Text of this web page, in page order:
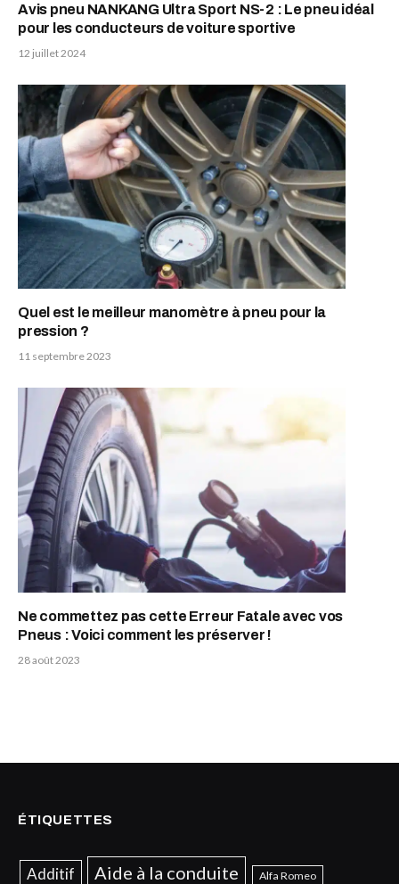
Avis pneu NANKANG Ultra Sport NS-2 : Le pneu idéal
pour les conducteurs de voiture sportive
12 juillet 2024
Quel est le meilleur manomètre à pneu pour la
pression ?
11 septembre 2023
Ne commettez pas cette Erreur Fatale avec vos
Pneus : Voici comment les préserver !
28 août 2023
ÉTIQUETTES
Additif Aide à la conduite Alfa Romeo